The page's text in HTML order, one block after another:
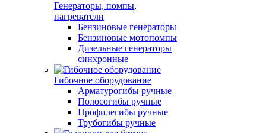
Генераторы, помпы,
нагреватели
Бензиновые генераторы
Бензиновые мотопомпы
Дизельные генераторы
синхронные
Гибочное оборудование
Арматурогибы ручные
Полосогибы ручные
Профилегибы ручные
Трубогибы ручные